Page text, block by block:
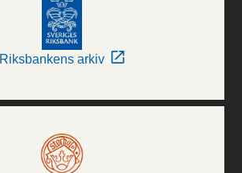
Riksbankens arkiv